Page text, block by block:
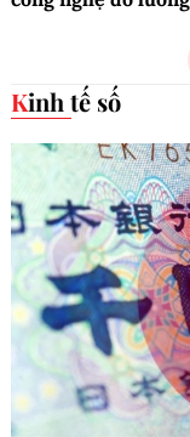
Kinh tế số